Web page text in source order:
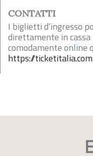
CONTATTI
I biglietti d’ingresso
direttamente in
comodamente online
https://